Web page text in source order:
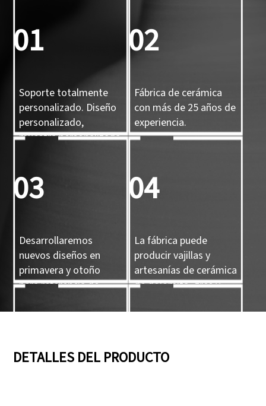
01
Soporte totalmente
personalizado. Diseño
personalizado,
muestra personalizada
02
Fábrica de cerámica
con más de 25 años de
experiencia.
03
Desarrollaremos
nuevos diseños en
primavera y otoño
para referencia de
04
La fábrica puede
producir vajillas y
artesanías de cerámica
de dolomita, gres y
DETALLES DEL PRODUCTO